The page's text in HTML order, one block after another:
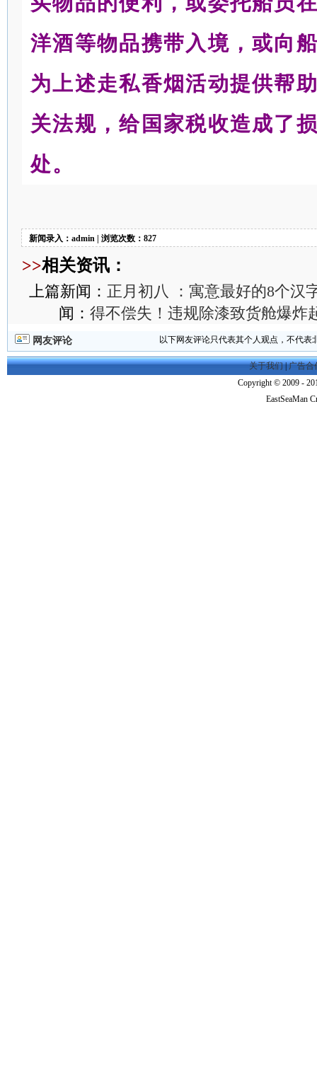
洋酒等物品携带入境，或向
为上述走私香烟活动提供帮
关法规，给国家税收造成了
处。
新闻录入：admin | 浏览次数：827
>>相关资讯：
上篇新闻： 正月初八 ：寓意最好的8个汉
闻： 得不偿失！违规除漆致货舱爆炸
网友评论 以下网友评论只代表其个人观点，不代
关于我们|广告合
Copyright © 2009 -
EastSeaMan